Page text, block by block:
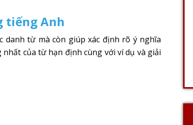
tiếng Anh
từ mà còn giúp xác định rõ ý nghĩa
của từ hạn định cùng với ví dụ và giải